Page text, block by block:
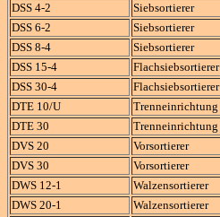
DSS 4-2
Siebsortierer
DSS 6-2
Siebsortierer
DSS 8-4
Siebsortierer
DSS 15-4
Flachsiebsortierer
DSS 30-4
Flachsiebsortierer
DTE 10/U
Trenneinrichtung
DTE 30
Trenneinrichtung
DVS 20
Vorsortierer
DVS 30
Vorsortierer
DWS 12-1
Walzensortierer
DWS 20-1
Walzensortierer